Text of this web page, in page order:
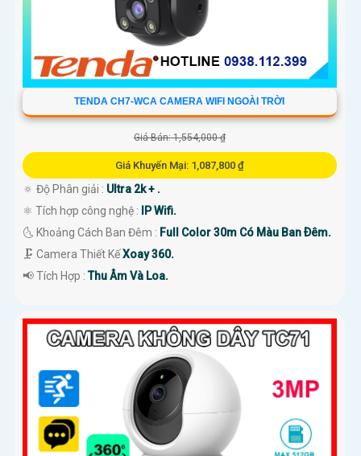
TENDA CH7-WCA CAMERA WIFI NGOÀI TRỜI
Giá Bán: 1,554,000 ₫
Giá Khuyến Mại: 1,087,800 ₫
🔅 Độ Phân giải : Ultra 2k + .
⚛️ Tích hợp công nghệ : IP Wifi.
🌜 Khoảng Cách Ban Đêm : Full Color 30m Có Màu Ban Ðêm.
🗜️ Camera Thiết KếXoay 360.
️📢 Tích Hợp :Thu Âm Và Loa.